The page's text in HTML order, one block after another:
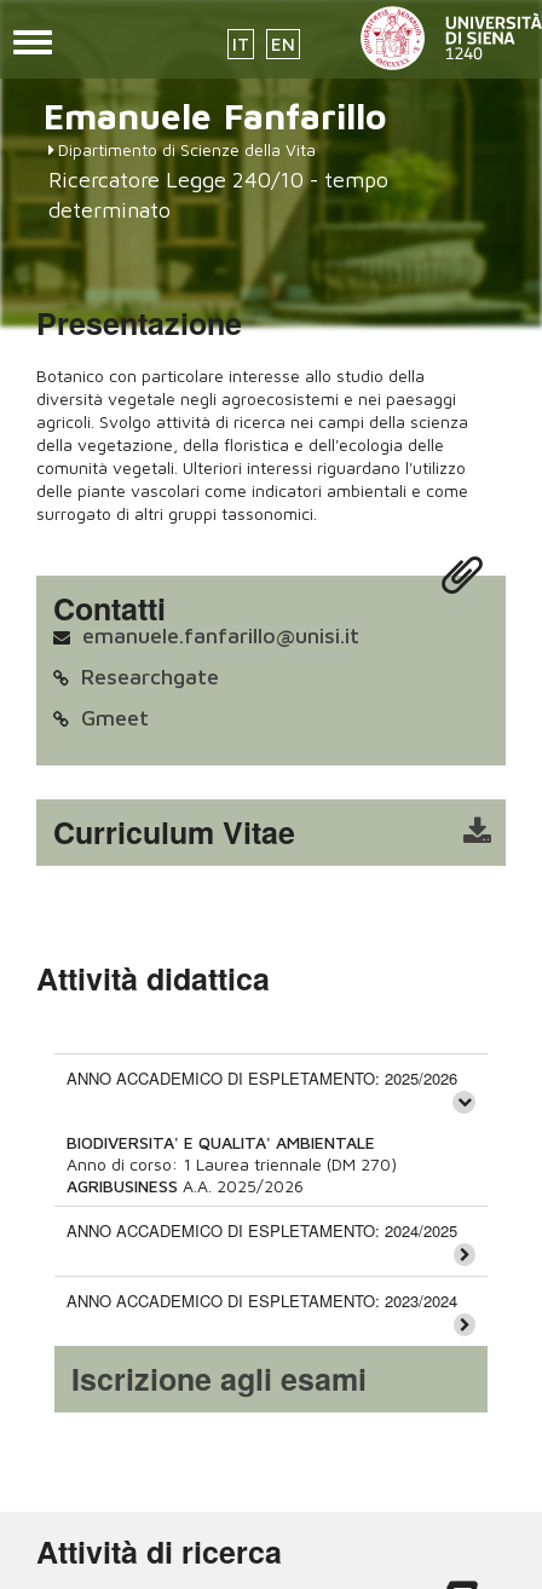
contenuto
principale
IT EN
Toggle
Emanuele Fanfarillo
Dipartimento di Scienze della Vita
Ricercatore Legge 240/10 - tempo
determinato
Presentazione
Botanico con particolare interesse allo studio della
diversità vegetale negli agroecosistemi e nei paesaggi
agricoli. Svolgo attività di ricerca nei campi della scienza
della vegetazione, della floristica e dell'ecologia delle
comunità vegetali. Ulteriori interessi riguardano l'utilizzo
delle piante vascolari come indicatori ambientali e come
surrogato di altri gruppi tassonomici.
Contatti
emanuele.fanfarillo@unisi.it
Researchgate
Gmeet
Curriculum Vitae
Attività didattica
ANNO ACCADEMICO DI ESPLETAMENTO: 2025/2026
BIODIVERSITA' E QUALITA' AMBIENTALE
Anno di corso: 1 Laurea triennale (DM 270)
AGRIBUSINESS A.A. 2025/2026
ANNO ACCADEMICO DI ESPLETAMENTO: 2024/2025
ANNO ACCADEMICO DI ESPLETAMENTO: 2023/2024
Iscrizione agli esami
Attività di ricerca